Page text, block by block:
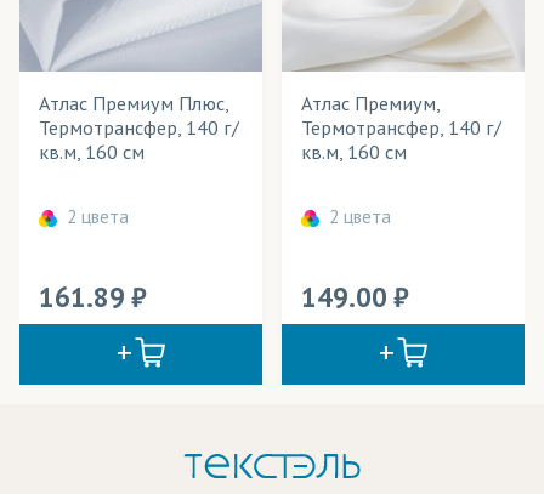
Атлас Премиум Плюс,
Термотрансфер, 140 г/
кв.м, 160 см
2 цвета
161.89
Атлас Премиум,
Термотрансфер, 140 г/
кв.м, 160 см
2 цвета
149.00